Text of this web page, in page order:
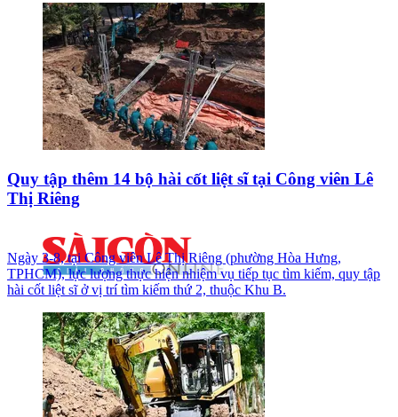
Quy tập thêm 14 bộ hài cốt liệt sĩ tại Công viên Lê
Thị Riêng
Ngày 3-8, tại Công viên Lê Thị Riêng (phường Hòa Hưng,
TPHCM), lực lượng thực hiện nhiệm vụ tiếp tục tìm kiếm, quy tập
hài cốt liệt sĩ ở vị trí tìm kiếm thứ 2, thuộc Khu B.